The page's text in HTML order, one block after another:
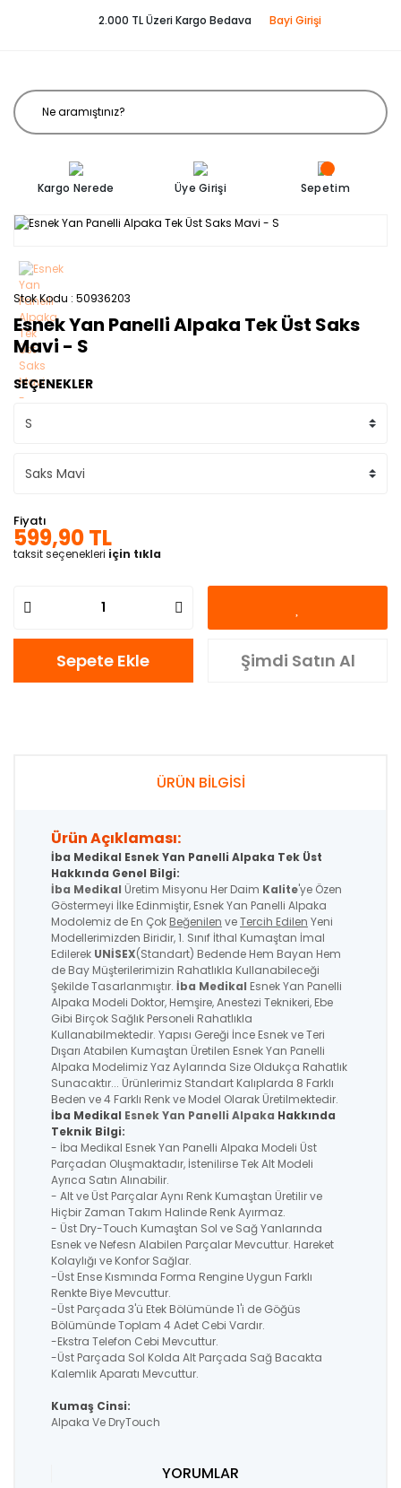
2.000 TL Üzeri Kargo Bedava Bayi Girişi
Kargo Nerede Üye Girişi Sepetim
Stok Kodu 50936203
Esnek Yan Panelli Alpaka Tek Üst Saks
Mavi - S
SEÇENEKLER
Fiyatı
599,90 TL
taksit seçenekleri için tıkla
Sepete Ekle Şimdi Satın Al
ÜRÜN BİLGİSİ
Ürün Açıklaması:
İba Medikal Esnek Yan Panelli Alpaka Tek Üst
Hakkında Genel Bilgi:
İba Medikal Üretim Misyonu Her Daim Kalite'ye Özen
Göstermeyi İlke Edinmiştir, Esnek Yan Panelli Alpaka
Modolemiz de En Çok Beğenilen veTercih Edilen Yeni
Modellerimizden Biridir, 1. Sınıf İthal Kumaştan İmal
Edilerek UNİSEX(Standart) Bedende Hem Bayan Hem
de Bay Müşterilerimizin Rahatlıkla Kullanabileceği
Şekilde Tasarlanmıştır. İba Medikal Esnek Yan Panelli
Alpaka Modeli Doktor, Hemşire, Anestezi Teknikeri, Ebe
Gibi Birçok Sağlık Personeli Rahatlıkla
Kullanabilmektedir. Yapısı Gereği İnce Esnek ve Teri
Dışarı Atabilen Kumaştan Üretilen Esnek Yan Panelli
Alpaka Modelimiz Yaz Aylarında Size Oldukça Rahatlık
Sunacaktır... Ürünlerimiz Standart Kalıplarda 8 Farklı
Beden ve 4 Farklı Renk ve Model Olarak Üretilmektedir.
İba Medikal Esnek Yan Panelli Alpaka Hakkında
Teknik Bilgi:
- İba Medikal Esnek Yan Panelli Alpaka Modeli Üst
Parçadan Oluşmaktadır, İstenilirse Tek Alt Modeli
Ayrıca Satın Alınabilir.
- Alt ve Üst Parçalar Aynı Renk Kumaştan Üretilir ve
Hiçbir Zaman Takım Halinde Renk Ayırmaz.
- Üst Dry-Touch Kumaştan Sol ve Sağ Yanlarında
Esnek ve Nefesn Alabilen Parçalar Mevcuttur. Hareket
Kolaylığı ve Konfor Sağlar.
-Üst Ense Kısmında Forma Rengine Uygun Farklı
Renkte Biye Mevcuttur.
-Üst Parçada 3'ü Etek Bölümünde 1'i de Göğüs
Bölümünde Toplam 4 Adet Cebi Vardır.
-Ekstra Telefon Cebi Mevcuttur.
-Üst Parçada Sol Kolda Alt Parçada Sağ Bacakta
Kalemlik Aparatı Mevcuttur.
Kumaş Cinsi:
Alpaka Ve DryTouch
YORUMLAR